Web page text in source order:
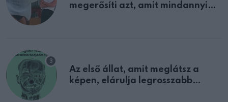
megerősíti azt, amit mindannyian
Az első állat, amit meglátsz a
képen, elárulja legrosszabb